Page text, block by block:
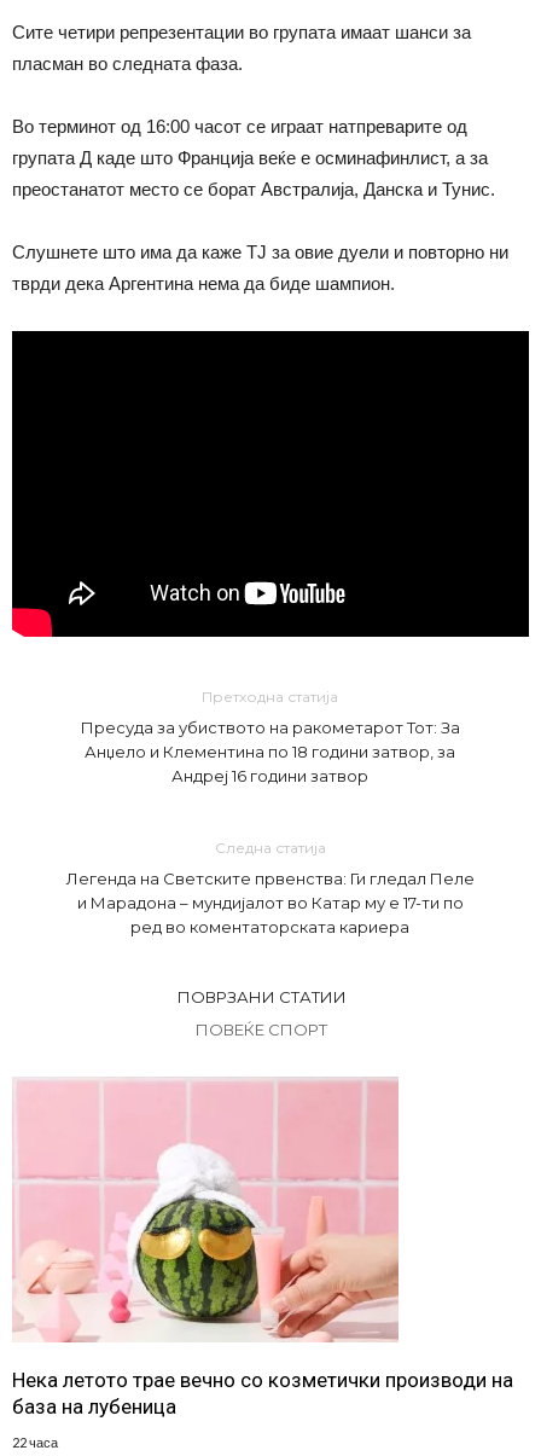
Сите четири репрезентации во групата имаат шанси за
пласман во следната фаза.
Во терминот од 16:00 часот се играат натпреварите од
групата Д каде што Франција веќе е осминафинлист, а за
преостанатот место се борат Австралија, Данска и Тунис.
Слушнете што има да каже ТЈ за овие дуели и повторно ни
тврди дека Аргентина нема да биде шампион.
Претходна статија
Пресуда за убиството на ракометарот Тот: За
Анџело и Клементина по 18 години затвор, за
Андреј 16 години затвор
Следна статија
Легенда на Светските првенства: Ги гледал Пеле
и Марадона – мундијалот во Катар му е 17-ти по
ред во коментаторската кариера
ПОВРЗАНИ СТАТИИ
ПОВЕЌЕ СПОРТ
Нека летото трае вечно со козметички производи на
база на лубеница
22 часа